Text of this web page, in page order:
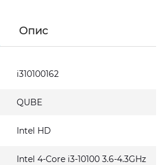
Опис
i310100162
QUBE
Intel HD
Intel 4-Core i3-10100 3.6-4.3GHz